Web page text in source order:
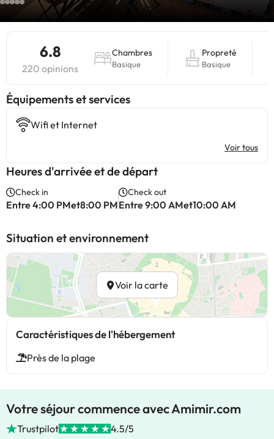
6.8
220 opinions
Chambres
Basique
Propreté
Basique
​Équipements et services
Wifi et Internet
Voir tous
Heures d'arrivée et de départ
Check in
Entre 4:00 PMet8:00 PM
Check out
Entre 9:00 AMet10:00 AM
Situation et environnement
Voir la carte
Caractéristiques de l'hébergement
Près de la plage
Votre séjour commence avec Amimir.com
Trustpilot 4.5/5